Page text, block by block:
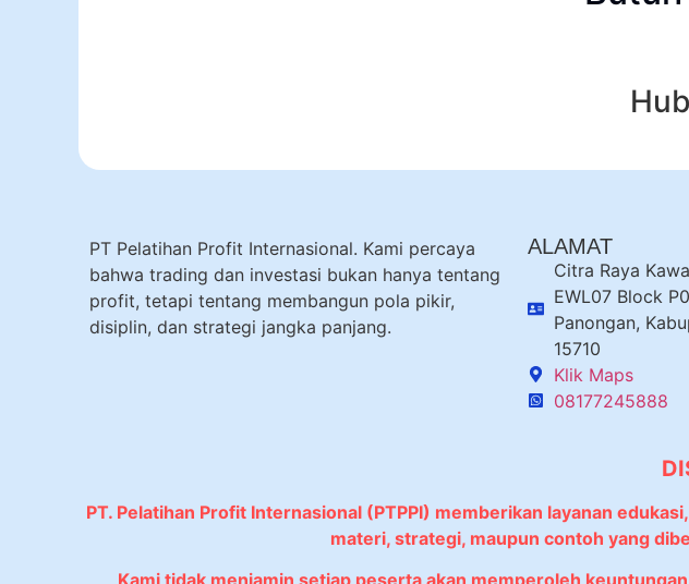
PT Pelatihan Profit Internasional. Kami percaya
bahwa trading dan investasi bukan hanya tentang
profit, tetapi tentang membangun pola pikir,
disiplin, dan strategi jangka panjang.
ALAMAT
Citra Raya
EWL07 Block
Panongan,
15710
Klik Maps
08177245888
PT. Pelatihan Profit Internasional (PTPPI) memberikan layanan
materi, strategi, maupun contoh yang